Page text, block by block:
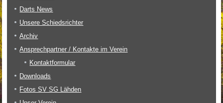
Darts News
Unsere Schiedsrichter
Archiv
Ansprechpartner / Kontakte im Verein
Kontaktformular
Downloads
Fotos SV SG Lähden